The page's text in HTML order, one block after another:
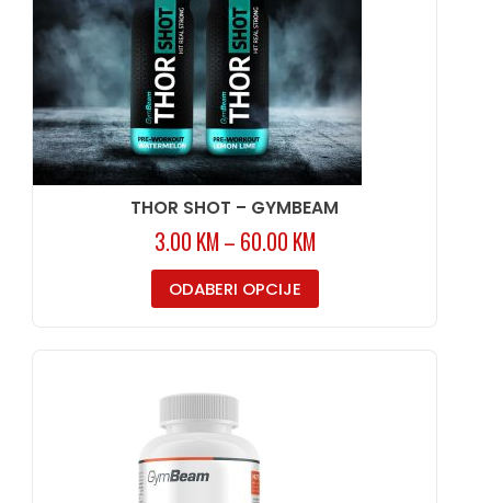
THOR SHOT – GYMBEAM
3.00 KM – 60.00 KM
ODABERI OPCIJE